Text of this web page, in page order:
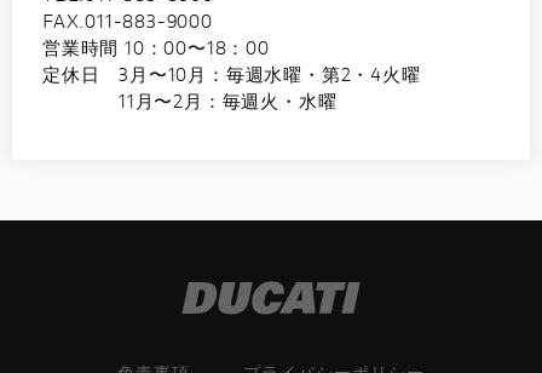
FAX.011-883-9000
営業時間 10：00〜18：00
定休日 3月〜10月：毎週水曜・第2・4火曜
11月〜2月：毎週火・水曜